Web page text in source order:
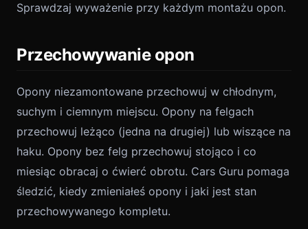
Sprawdzaj wyważenie przy każdym montażu opon.
Przechowywanie opon
Opony niezamontowane przechowuj w chłodnym,
suchym i ciemnym miejscu. Opony na felgach
przechowuj leżąco (jedna na drugiej) lub wiszące na
haku. Opony bez felg przechowuj stojąco i co
miesiąc obracaj o ćwierć obrotu. Cars Guru pomaga
śledzić, kiedy zmieniałeś opony i jaki jest stan
przechowywanego kompletu.